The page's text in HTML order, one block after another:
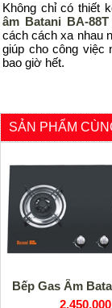
Không chỉ có thiết
âm Batani BA-88T
cáchcách xa nhau
giúp chocông việc
bao giờ hết.
SẢN PHẨM
Bếp Gas Âm